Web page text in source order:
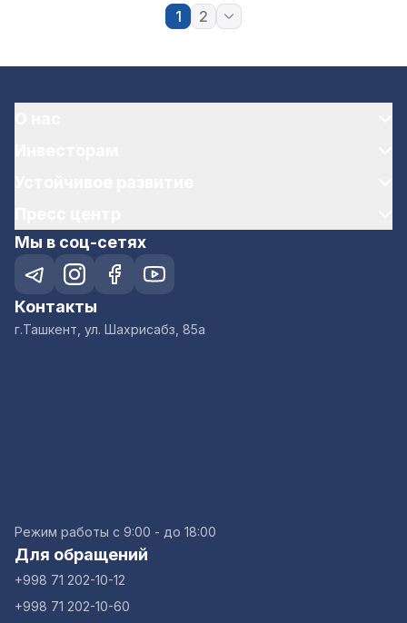
1 2
Мы в соц-сетях
Контакты
г.Ташкент, ул. Шахрисабз, 85а
Режим работы с 9:00 - до 18:00
Для обращений
+998 71 202-10-12
+998 71 202-10-60